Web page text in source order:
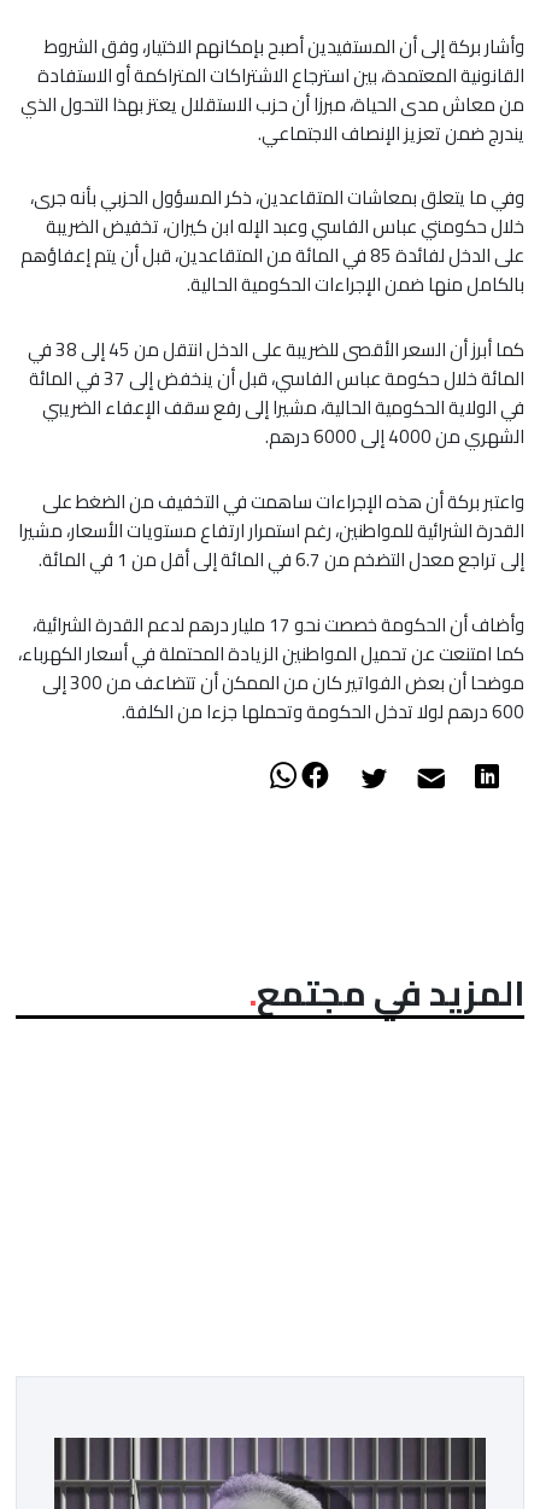
وأشار بركة إلى أن المستفيدين أصبح بإمكانهم الاختيار، وفق الشروط
القانونية المعتمدة، بين استرجاع الاشتراكات المتراكمة أو الاستفادة
من معاش مدى الحياة، مبرزا أن حزب الاستقلال يعتز بهذا التحول الذي
يندرج ضمن تعزيز الإنصاف الاجتماعي.
وفي ما يتعلق بمعاشات المتقاعدين، ذكر المسؤول الحزبي بأنه جرى،
خلال حكومتي عباس الفاسي وعبد الإله ابن كيران، تخفيض الضريبة
على الدخل لفائدة 85 في المائة من المتقاعدين، قبل أن يتم إعفاؤهم
بالكامل منها ضمن الإجراءات الحكومية الحالية.
كما أبرز أن السعر الأقصى للضريبة على الدخل انتقل من 45 إلى 38 في
المائة خلال حكومة عباس الفاسي، قبل أن ينخفض إلى 37 في المائة
في الولاية الحكومية الحالية، مشيرا إلى رفع سقف الإعفاء الضريبي
الشهري من 4000 إلى 6000 درهم.
واعتبر بركة أن هذه الإجراءات ساهمت في التخفيف من الضغط على
القدرة الشرائية للمواطنين، رغم استمرار ارتفاع مستويات الأسعار، مشيرا
إلى تراجع معدل التضخم من 6.7 في المائة إلى أقل من 1 في المائة.
وأضاف أن الحكومة خصصت نحو 17 مليار درهم لدعم القدرة الشرائية،
كما امتنعت عن تحميل المواطنين الزيادة المحتملة في أسعار الكهرباء،
موضحا أن بعض الفواتير كان من الممكن أن تتضاعف من 300 إلى
600 درهم لولا تدخل الحكومة وتحملها جزءا من الكلفة.
المزيد في مجتمع